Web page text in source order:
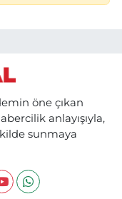
öne çıkan
anlayışıyla,
sunmaya